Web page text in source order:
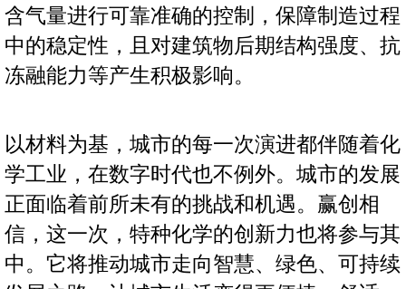
含气量进行可靠准确的控制，保障制造过程
中的稳定性，且对建筑物后期结构强度、抗
冻融能力等产生积极影响。
以材料为基，城市的每一次演进都伴随着化
学工业，在数字时代也不例外。城市的发展
正面临着前所未有的挑战和机遇。赢创相
信，这一次，特种化学的创新力也将参与其
中。它将推动城市走向智慧、绿色、可持续